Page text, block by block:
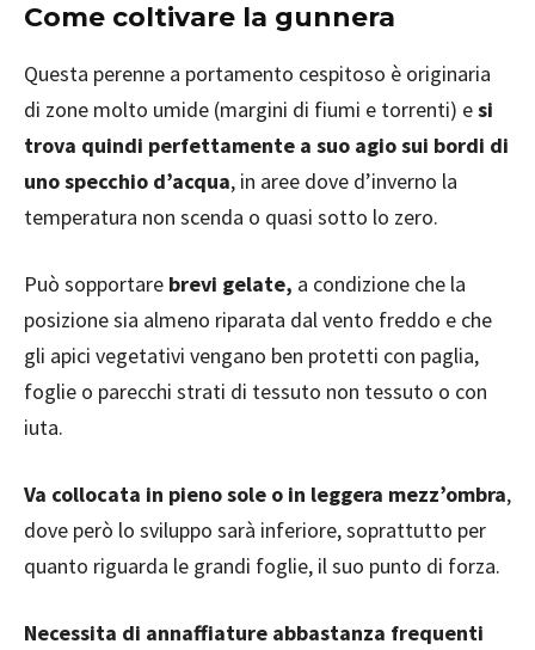
Come coltivare la gunnera
Questa perenne a portamento cespitoso è originaria
di zone molto umide (margini di fiumi e torrenti) esi
trova quindi perfettamente a suo agio sui bordi di
uno specchio d’acqua, in aree dove d’inverno la
temperatura non scenda o quasi sotto lo zero.
Può sopportare brevi gelate, a condizione che la
posizione sia almeno riparata dal vento freddo e che
gli apici vegetativi vengano ben protetti con paglia,
foglie o parecchi strati di tessuto non tessuto o con
iuta.
Va collocata in pieno sole o in leggera mezz’ombra,
dove però lo sviluppo sarà inferiore, soprattutto per
quanto riguarda le grandi foglie, il suo punto di forza.
Necessita di annaffiature abbastanza frequenti